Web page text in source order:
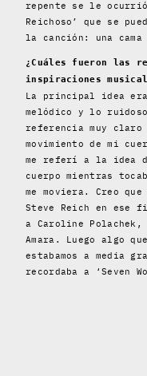
repente se le
Reichoso’ que se
la canción: una cama
¿Cuáles fueron las
inspiraciones
La principal idea
melódico y lo
referencia muy
movimiento de mi
me referí a la idea
cuerpo mientras
me moviera. Creo
Steve Reich en ese
a Caroline Polachek,
Amara. Luego algo
estabamos a media
recordaba a ‘Seven